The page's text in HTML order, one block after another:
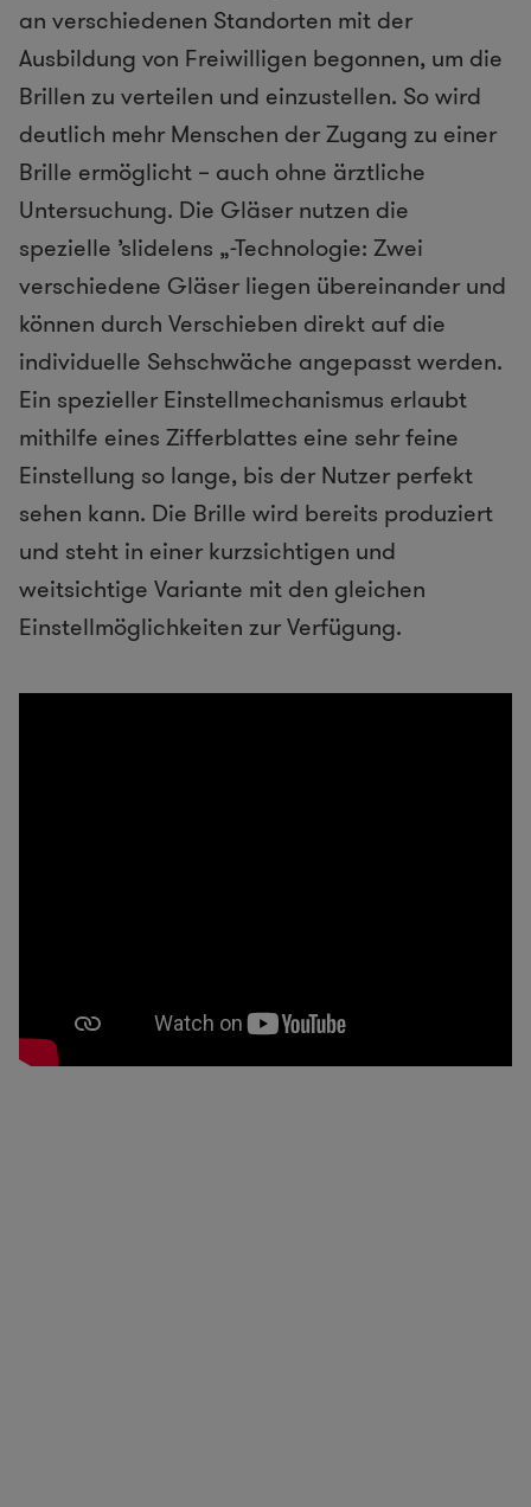
an verschiedenen Standorten mit der
Ausbildung von Freiwilligen begonnen, um die
Brillen zu verteilen und einzustellen. So wird
deutlich mehr Menschen der Zugang zu einer
Brille ermöglicht – auch ohne ärztliche
Untersuchung. Die Gläser nutzen die
spezielle ’slidelens „-Technologie: Zwei
verschiedene Gläser liegen übereinander und
können durch Verschieben direkt auf die
individuelle Sehschwäche angepasst werden.
Ein spezieller Einstellmechanismus erlaubt
mithilfe eines Zifferblattes eine sehr feine
Einstellung so lange, bis der Nutzer perfekt
sehen kann. Die Brille wird bereits produziert
und steht in einer kurzsichtigen und
weitsichtige Variante mit den gleichen
Einstellmöglichkeiten zur Verfügung.